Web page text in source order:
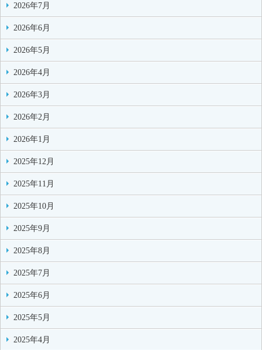
2026年7月
2026年6月
2026年5月
2026年4月
2026年3月
2026年2月
2026年1月
2025年12月
2025年11月
2025年10月
2025年9月
2025年8月
2025年7月
2025年6月
2025年5月
2025年4月